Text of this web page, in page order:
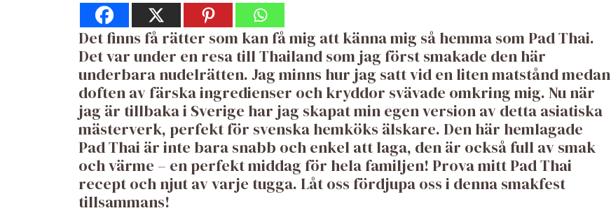
Det finns få rätter som kan få mig att känna mig så hemma som Pad Thai.
Det var under en resa till Thailand som jag först smakade den här
underbara nudelrätten. Jag minns hur jag satt vid en liten matstånd medan
doften av färska ingredienser och kryddor svävade omkring mig. Nu när
jag är tillbaka i Sverige har jag skapat min egen version av detta asiatiska
mästerverk, perfekt för svenska hemköks älskare. Den här hemlagade
Pad Thai är inte bara snabb och enkel att laga, den är också full av smak
och värme – en perfekt middag för hela familjen! Prova mitt Pad Thai
recept och njut av varje tugga. Låt oss fördjupa oss i denna smakfest
tillsammans!